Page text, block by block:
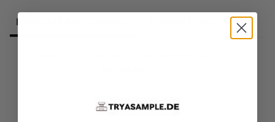
Produkt­beschreibung Produkt­zutaten